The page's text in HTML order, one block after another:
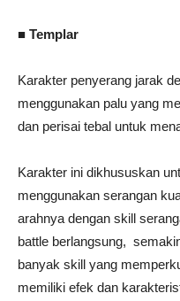
■ Templar
Karakter penyerang jarak
menggunakan palu yang
dan perisai tebal untuk
Karakter ini dikhususkan
menggunakan serangan
arahnya dengan skill
battle berlangsung,
banyak skill yang
memiliki efek dan